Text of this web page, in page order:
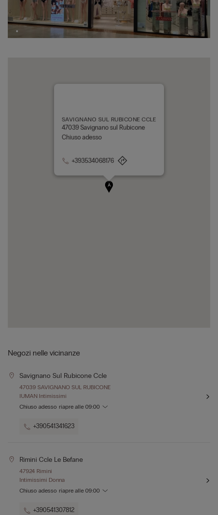
A
SAVIGNANO SUL RUBICONE CCLE
47039 Savignano sul Rubicone
Chiuso adesso
+393534068176
Negozi nelle vicinanze
Savignano Sul Rubicone Ccle
47039 SAVIGNANO SUL RUBICONE
IUMAN Intimissimi
Chiuso adesso riapre alle 09:00
+390541341623
Rimini Ccle Le Befane
47924 Rimini
Intimissimi Donna
Chiuso adesso riapre alle 09:00
+390541307812